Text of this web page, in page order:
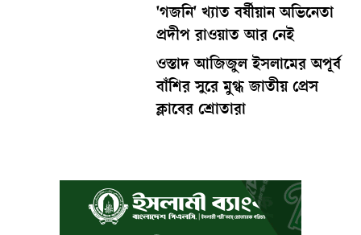
'গজনি' খ্যাত বর্ষীয়ান অভিনেতা
প্রদীপ রাওয়াত আর নেই
ওস্তাদ আজিজুল ইসলামের অপূর্ব
বাঁশির সুরে মুগ্ধ জাতীয় প্রেস
ক্লাবের শ্রোতারা